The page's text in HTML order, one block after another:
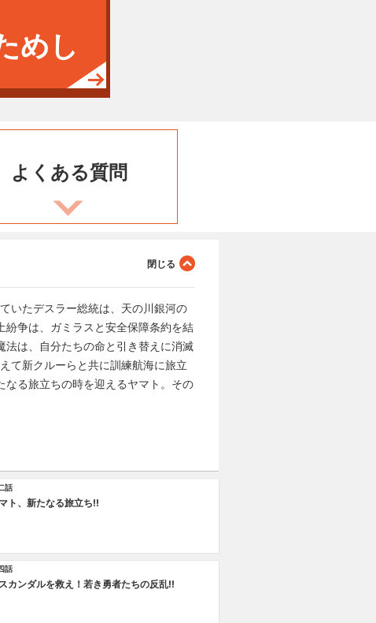
めし
よくある質問
いたデスラー総統は、天の川銀河の
争は、ガミラスと安全保障条約を結
は、自分たちの命と引き替えに消滅
て新クルーらと共に訓練航海に旅立
る旅立ちの時を迎えるヤマト。その
話
ト、新たなる旅立ち!!
話
カンダルを救え！若き勇者たちの反乱!!